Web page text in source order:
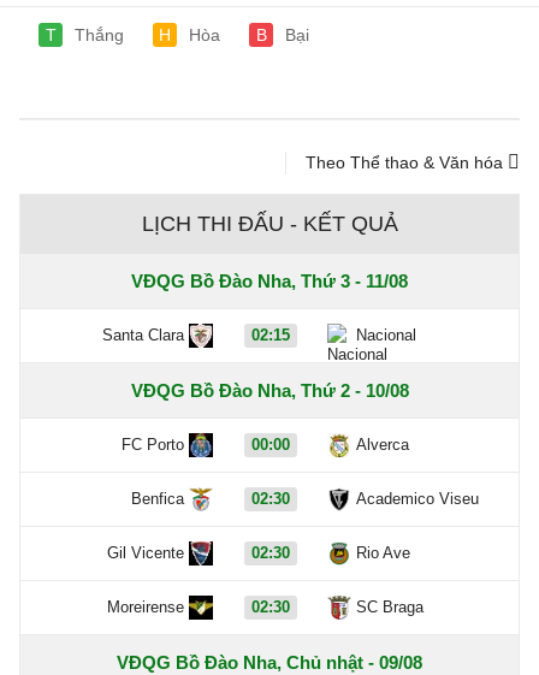
T Thắng H Hòa B Bại
Theo Thể thao & Văn hóa
LỊCH THI ĐẤU - KẾT QUẢ
VĐQG Bồ Đào Nha, Thứ 3 - 11/08
Santa Clara 02:15 Nacional
VĐQG Bồ Đào Nha, Thứ 2 - 10/08
FC Porto 00:00 Alverca
Benfica 02:30 Academico Viseu
Gil Vicente 02:30 Rio Ave
Moreirense 02:30 SC Braga
VĐQG Bồ Đào Nha, Chủ nhật - 09/08